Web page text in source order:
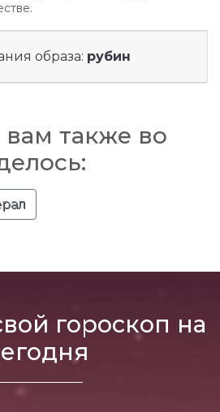
образа: рубин
также во
гороскоп на